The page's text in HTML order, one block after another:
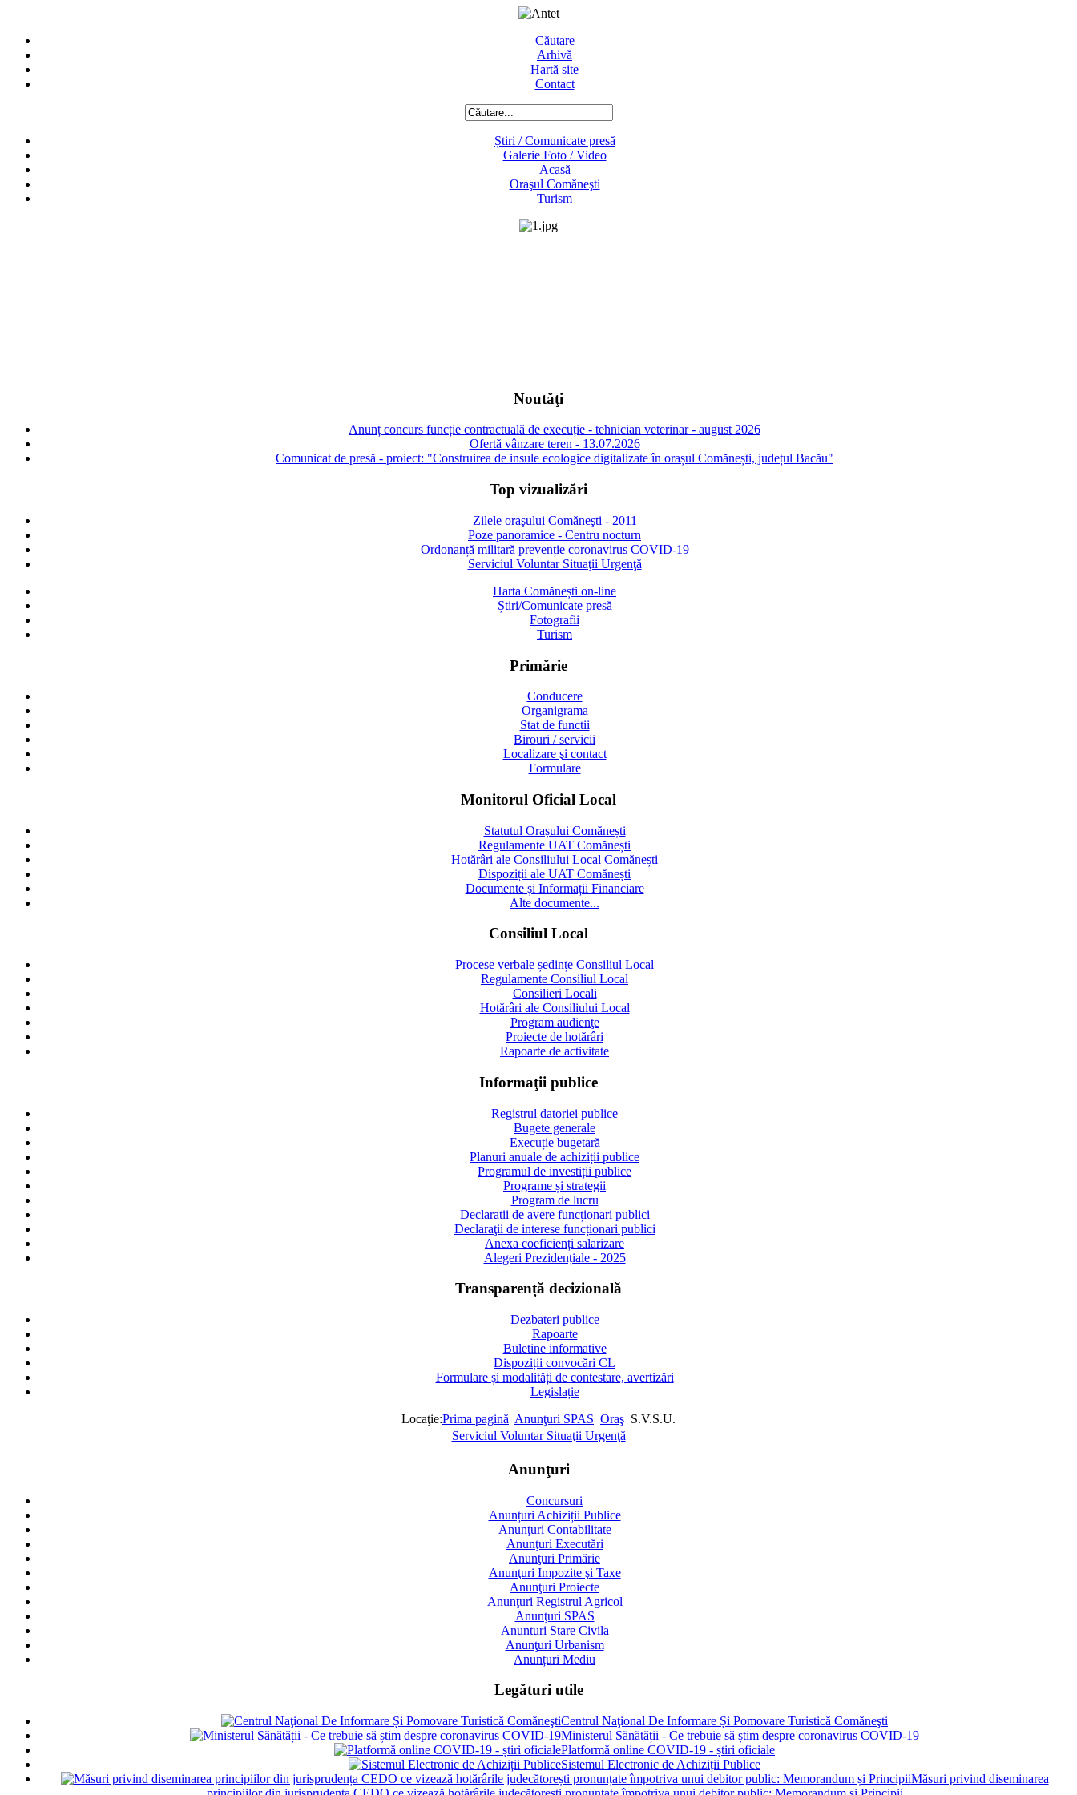
Căutare
Arhivă
Hartă site
Contact
Știri / Comunicate presă
Galerie Foto / Video
Acasă
Oraşul Comăneşti
Turism
Noutăţi
Anunț concurs funcție contractuală de execuție - tehnician veterinar - august 2026
Ofertă vânzare teren - 13.07.2026
Comunicat de presă - proiect: "Construirea de insule ecologice digitalizate în orașul Comănești, județul Bacău"
Top vizualizări
Zilele oraşului Comăneşti - 2011
Poze panoramice - Centru nocturn
Ordonanță militară prevenție coronavirus COVID-19
Serviciul Voluntar Situaţii Urgenţă
Harta Comănești on-line
Știri/Comunicate presă
Fotografii
Turism
Primărie
Conducere
Organigrama
Stat de functii
Birouri / servicii
Localizare şi contact
Formulare
Monitorul Oficial Local
Statutul Orașului Comănești
Regulamente UAT Comănești
Hotărâri ale Consiliului Local Comănești
Dispoziții ale UAT Comănești
Documente și Informații Financiare
Alte documente...
Consiliul Local
Procese verbale ședințe Consiliul Local
Regulamente Consiliul Local
Consilieri Locali
Hotărâri ale Consiliului Local
Program audienţe
Proiecte de hotărâri
Rapoarte de activitate
Informaţii publice
Registrul datoriei publice
Bugete generale
Execuție bugetară
Planuri anuale de achiziții publice
Programul de investiții publice
Programe și strategii
Program de lucru
Declaratii de avere funcționari publici
Declaraţii de interese funcționari publici
Anexa coeficienți salarizare
Alegeri Prezidențiale - 2025
Transparență decizională
Dezbateri publice
Rapoarte
Buletine informative
Dispoziții convocări CL
Formulare și modalități de contestare, avertizări
Legislație
Locaţie:Prima pagină Anunţuri SPAS Oraş S.V.S.U.
Serviciul Voluntar Situaţii Urgenţă
Anunţuri
Concursuri
Anunțuri Achiziții Publice
Anunţuri Contabilitate
Anunţuri Executări
Anunţuri Primărie
Anunţuri Impozite şi Taxe
Anunţuri Proiecte
Anunţuri Registrul Agricol
Anunţuri SPAS
Anunturi Stare Civila
Anunţuri Urbanism
Anunțuri Mediu
Legături utile
Centrul Naţional De Informare Și Pomovare Turistică Comăneşti
Ministerul Sănătății - Ce trebuie să știm despre coronavirus COVID-19
Platformă online COVID-19 - știri oficiale
Sistemul Electronic de Achiziții Publice
Măsuri privind diseminarea